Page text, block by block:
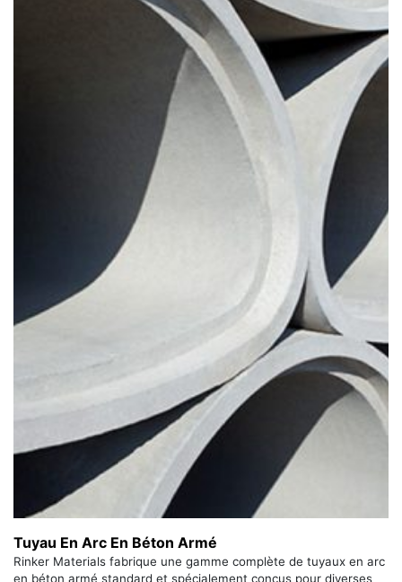
Tuyau En Arc En Béton Armé
Rinker Materials fabrique une gamme complète de tuyaux en arc
en béton armé standard et spécialement conçus pour diverses